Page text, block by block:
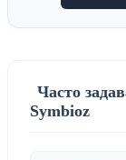
Часто
Symbioz